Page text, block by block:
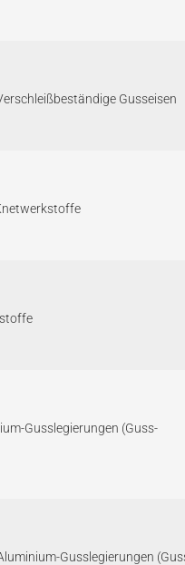
Gusseisen
Gusslegierungen (Guss-
Gusslegierungen